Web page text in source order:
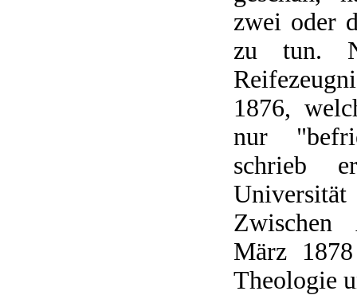
zwei oder
zu tun.
1876,
nur
schrieb
März
Theologie